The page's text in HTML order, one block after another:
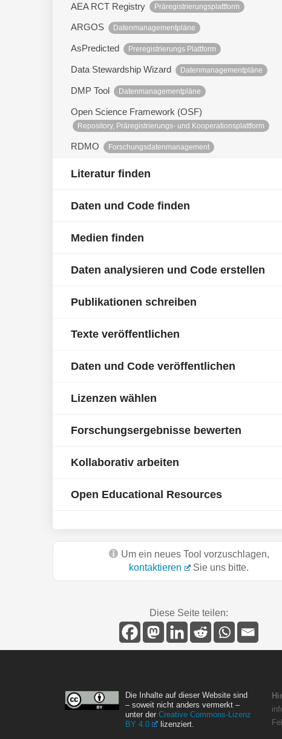
AEA RCT Registry Präregistrierungsplattform
ARGOS Datenmanagementpläne
AsPredicted Preregistrierungs Plattform
Data Stewardship Wizard Datenmanagementpläne
DMP Tool Datenmanagementpläne
Open Science Framework (OSF)
Repository, Präregistrierungs- und Kooperationsplattform
RDMO Forschungsdatenmanagement
Literatur finden
Daten und Code finden
Medien finden
Daten analysieren und Code erstellen
Publikationen schreiben
Texte veröffentlichen
Daten und Code veröffentlichen
Lizenzen wählen
Forschungsergebnisse bewerten
Kollaborativ arbeiten
Open Educational Resources
Um ein neues Tool vorzuschlagen,
kontaktieren
Sie uns bitte.
Diese Seite teilen:
Die Inhalte auf dieser Website sind
– soweit nicht anders vermerkt –
unter der Creative Commons-Lizenz
BY 4.0
lizenziert.